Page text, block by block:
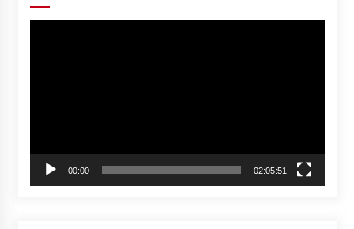
00:00 02:05:51